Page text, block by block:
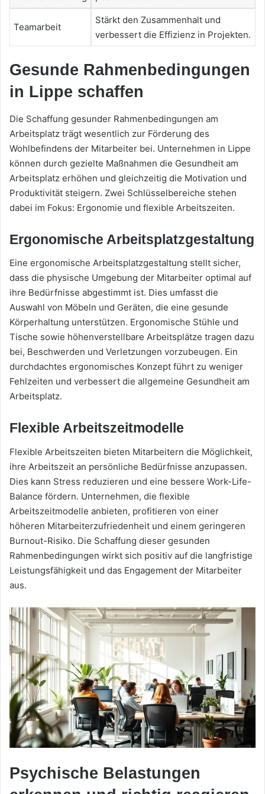
Teamarbeit
Stärkt den Zusammenhalt und
verbessert die Effizienz in Projekten.
Gesunde Rahmenbedingungen
in Lippe schaffen
Die Schaffung gesunder Rahmenbedingungen am
Arbeitsplatz trägt wesentlich zur Förderung des
Wohlbefindens der Mitarbeiter bei. Unternehmen in Lippe
können durch gezielte Maßnahmen die Gesundheit am
Arbeitsplatz erhöhen und gleichzeitig die Motivation und
Produktivität steigern. Zwei Schlüsselbereiche stehen
dabei im Fokus: Ergonomie und flexible Arbeitszeiten.
Ergonomische Arbeitsplatzgestaltung
Eine ergonomische Arbeitsplatzgestaltung stellt sicher,
dass die physische Umgebung der Mitarbeiter optimal auf
ihre Bedürfnisse abgestimmt ist. Dies umfasst die
Auswahl von Möbeln und Geräten, die eine gesunde
Körperhaltung unterstützen. Ergonomische Stühle und
Tische sowie höhenverstellbare Arbeitsplätze tragen dazu
bei, Beschwerden und Verletzungen vorzubeugen. Ein
durchdachtes ergonomisches Konzept führt zu weniger
Fehlzeiten und verbessert die allgemeine Gesundheit am
Arbeitsplatz.
Flexible Arbeitszeitmodelle
Flexible Arbeitszeiten bieten Mitarbeitern die Möglichkeit,
ihre Arbeitszeit an persönliche Bedürfnisse anzupassen.
Dies kann Stress reduzieren und eine bessere Work-Life-
Balance fördern. Unternehmen, die flexible
Arbeitszeitmodelle anbieten, profitieren von einer
höheren Mitarbeiterzufriedenheit und einem geringeren
Burnout-Risiko. Die Schaffung dieser gesunden
Rahmenbedingungen wirkt sich positiv auf die langfristige
Leistungsfähigkeit und das Engagement der Mitarbeiter
aus.
Psychische Belastungen